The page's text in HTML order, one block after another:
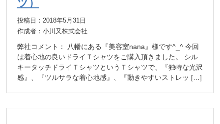
ツ）
投稿日：2018年5月31日
作成者：小川又株式会社
弊社コメント： 八幡にある『美容室nana』様です^_^ 今回
は着心地の良いドライＴシャツをご購入頂きました。 シル
キータッチドライＴシャツというＴシャツで、『独特な光沢
感』、『ツルサラな着心地感』、『動きやすいストレッ […]